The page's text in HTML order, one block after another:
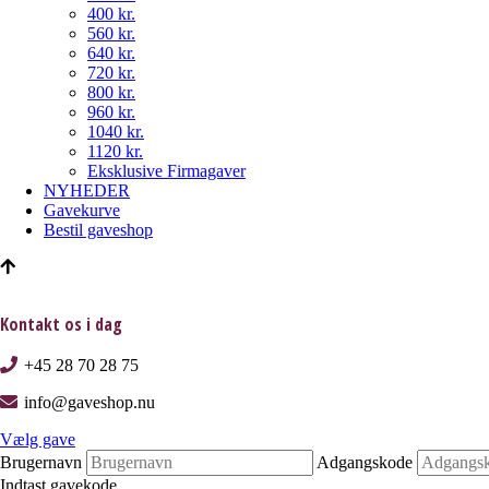
400 kr.
560 kr.
640 kr.
720 kr.
800 kr.
960 kr.
1040 kr.
1120 kr.
Eksklusive Firmagaver
NYHEDER
Gavekurve
Bestil gaveshop
Kontakt os i dag
+45 28 70 28 75
info@gaveshop.nu
Vælg gave
Brugernavn
Adgangskode